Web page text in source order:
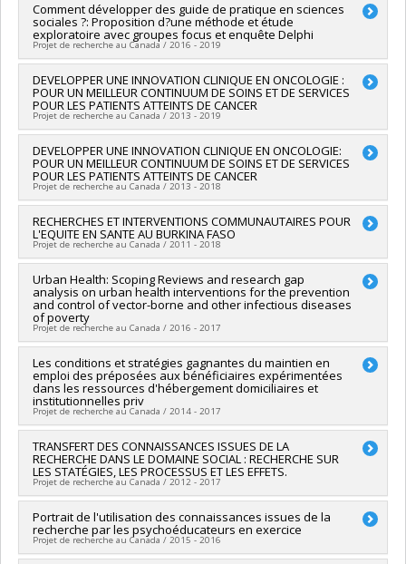
Sources de financement :IRSC/Instituts de recherche en
santé du Canada
Programmes de subvention : PVXXXXXX-(PJT) Subvention
Projet
Chercheur principal :Valery Ridde
Co-chercheurs :Christian Dagenais
Sources de financement :IRSC/Instituts de recherche en
santé du Canada
Programmes de subvention :PVXXXXXX-Subventions pour
réunion, planification et dissémination
Comment développer des guide de pratique en sciences
sociales ?: Proposition d?une méthode et étude
exploratoire avec groupes focus et enquête Delphi
Projet de recherche au Canada / 2016 - 2019
Chercheur principal :Martin Drapeau
Co-chercheurs : Louise Nadeau,Christian Dagenais,Jean-
Pierre Guay
Sources de financement :CRSH/Conseil de recherches en
sciences humaines du Canada
Programmes de subvention :
DEVELOPPER UNE INNOVATION CLINIQUE EN ONCOLOGIE :
POUR UN MEILLEUR CONTINUUM DE SOINS ET DE SERVICES
POUR LES PATIENTS ATTEINTS DE CANCER
Projet de recherche au Canada / 2013 - 2019
Chercheur principal :Hélène Lefebvre
Co-chercheurs : Damien Contandriopoulos,Sylvie Le May
Caroline Larue,Denise Malo,Sylvie Dubois
Christian Dagenais,Janusz Kaczorowski,Isabelle Brault,
Marie-Josée Levert
Sources de financement :MSSS/Ministère de la Santé et des
Services sociaux
Programmes de subvention :
DEVELOPPER UNE INNOVATION CLINIQUE EN ONCOLOGIE:
POUR UN MEILLEUR CONTINUUM DE SOINS ET DE SERVICES
POUR LES PATIENTS ATTEINTS DE CANCER
Projet de recherche au Canada / 2013 - 2018
Chercheur principal : Hélène Lefebvre
Co-chercheurs : Damien Contandriopoulos
Caroline Larue
Marie-Josée Levert
Sources de financement :IRSC/Instituts de recherche en
santé du Canada
Programmes de subvention : PVX88932-(PASS) Partenariats
pour l'amélioration des services de santé
RECHERCHES ET INTERVENTIONS COMMUNAUTAIRES POUR
L'EQUITE EN SANTE AU BURKINA FASO
Projet de recherche au Canada / 2011 - 2018
Chercheur principal : Valery Ridde
Co-chercheurs : Pierre Fournier,Slim Haddad,François
Chiocchio,Christian Dagenais,Zongo Issaka,Blandine Bila
Roger Zerbo,Aude Nikieme, Emmanuel Bonnet
Ouedraogo,Seni Kouanda,Katia Mohindra,Hamado Kabore
Sources de financement :IRSC/Instituts de recherche en
santé du Canada
Programmes de subvention :PVXXXXXX-(ROH) Subvention de
fonctionnement: subventions programmatiques pour santé et
l'équité en santé
Urban Health: Scoping Reviews and research gap
analysis on urban health interventions for the prevention
and control of vector-borne and other infectious diseases
of poverty
Projet de recherche au Canada / 2016 - 2017
Chercheur principal : Valery Ridde
Co-chercheurs : Mira Johri,Christian Dagenais
Sources de financement :Organisation mondiale de la santé
Programmes de subvention :
Les conditions et stratégies gagnantes du maintien en
emploi des préposées aux bénéficiaires expérimentées
dans les ressources d'hébergement domiciliaires et
institutionnelles priv
Projet de recherche au Canada / 2014 - 2017
Chercheur principal : François Aubry
Co-chercheurs :Christian Dagenais
Sources de financement :FRQSC/Fonds de recherche du
Québec - Société et culture (FQRSC)
Programmes de subvention :PVXXXXXX-(AC) Action concertée:
Impacts socioéconomiques des jeux de hasard et d'argent
TRANSFERT DES CONNAISSANCES ISSUES DE LA
RECHERCHE DANS LE DOMAINE SOCIAL : RECHERCHE SUR
LES STATÉGIES, LES PROCESSUS ET LES EFFETS.
Projet de recherche au Canada / 2012 - 2017
Chercheur principal :Christian Dagenais
Co-chercheurs :François Chiocchio,Valery Ridde
Thériault
Portrait de l'utilisation des connaissances issues de la
recherche par les psychoéducateurs en exercice
Projet de recherche au Canada / 2015 - 2016